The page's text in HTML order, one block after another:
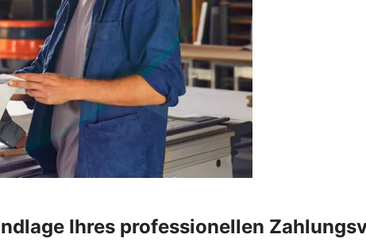
Ihres professionellen